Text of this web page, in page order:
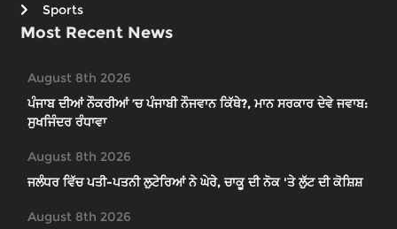
Sports
Most Recent News
August 8th 2026
ਪੰਜਾਬ ਦੀਆਂ ਨੌਕਰੀਆਂ ’ਚ ਪੰਜਾਬੀ ਨੌਜਵਾਨ ਕਿੱਥੇ?, ਮਾਨ ਸਰਕਾਰ ਦੇਵੇ ਜਵਾਬ:
ਸੁਖਜਿੰਦਰ ਰੰਧਾਵਾ
August 8th 2026
ਜਲੰਧਰ ਵਿੱਚ ਪਤੀ-ਪਤਨੀ ਲੁਟੇਰਿਆਂ ਨੇ ਘੇਰੇ, ਚਾਕੂ ਦੀ ਨੋਕ 'ਤੇ ਲੁੱਟ ਦੀ ਕੋਸ਼ਿਸ਼
August 8th 2026